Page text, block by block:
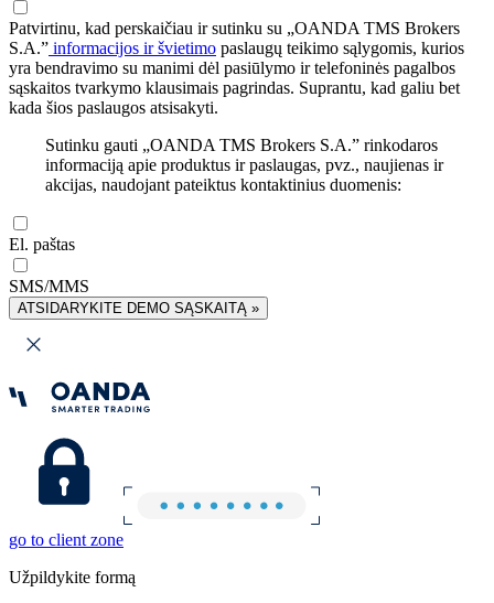
Patvirtinu, kad perskaičiau ir sutinku su „OANDA TMS Brokers
S.A.” informacijos ir švietimo paslaugų teikimo sąlygomis, kurios
yra bendravimo su manimi dėl pasiūlymo ir telefoninės pagalbos
sąskaitos tvarkymo klausimais pagrindas. Suprantu, kad galiu bet
kada šios paslaugos atsisakyti.
Sutinku gauti „OANDA TMS Brokers S.A.” rinkodaros
informaciją apie produktus ir paslaugas, pvz., naujienas ir
akcijas, naudojant pateiktus kontaktinius duomenis:
El. paštas
SMS/MMS
ATSIDARYKITE DEMO SĄSKAITĄ »
go to client zone
Užpildykite formą